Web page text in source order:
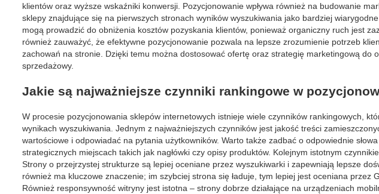
klientów oraz wyższe wskaźniki konwersji. Pozycjonowanie wpływa również na budowanie
sklepy znajdujące się na pierwszych stronach wyników wyszukiwania jako bardziej
mogą prowadzić do obniżenia kosztów pozyskania klientów, ponieważ organiczny ruch jest
również zauważyć, że efektywne pozycjonowanie pozwala na lepsze zrozumienie potrzeb
zachowań na stronie. Dzięki temu można dostosować ofertę oraz strategię marketingową do
sprzedażowy.
Jakie są najważniejsze czynniki rankingowe w
W procesie pozycjonowania sklepów internetowych istnieje wiele czynników rankingowych,
wynikach wyszukiwania. Jednym z najważniejszych czynników jest jakość treści
wartościowe i odpowiadać na pytania użytkowników. Warto także zadbać o odpowiednie
strategicznych miejscach takich jak nagłówki czy opisy produktów. Kolejnym istotnym
Strony o przejrzystej strukturze są lepiej oceniane przez wyszukiwarki i zapewniają lepsze
również ma kluczowe znaczenie; im szybciej strona się ładuje, tym lepiej jest oceniana przez
Również responsywność witryny jest istotna – strony dobrze działające na urządzeniach